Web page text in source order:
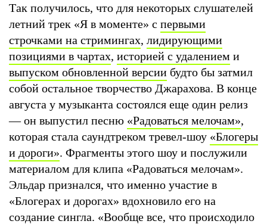
Так получилось, что для некоторых слушателей
летний трек «Я в моменте» с первыми
строчками на стримингах, лидирующими
позициями в чартах, историей с удалением и
выпуском обновленной версии будто бы затмил
собой остальное творчество Джарахова. В конце
августа у музыканта состоялся еще один релиз
— он выпустил песню «Радоваться мелочам»,
которая стала саундтреком тревел-шоу «Блогеры
и дороги». Фрагменты этого шоу и послужили
материалом для клипа «Радоваться мелочам».
Эльдар признался, что именно участие в
«Блогерах и дорогах» вдохновило его на
создание сингла. «Вообще все, что происходило